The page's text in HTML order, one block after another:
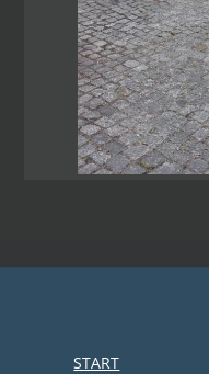
START